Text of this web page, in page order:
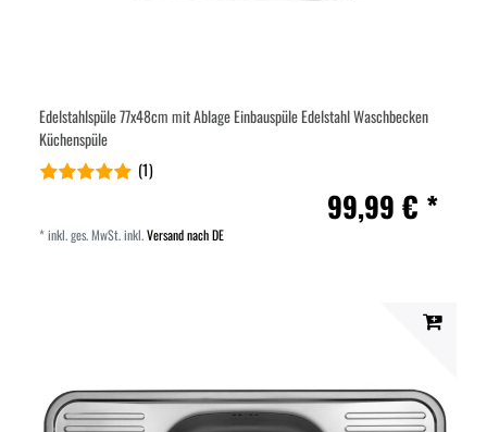
Edelstahlspüle 77x48cm mit Ablage Einbauspüle Edelstahl Waschbecken
Küchenspüle
(1)
99,99 € *
*inkl. ges. MwSt.inkl.Versand nach DE